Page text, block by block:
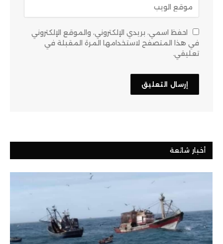
احفظ اسمي، بريدي الإلكتروني، والموقع الإلكتروني
في هذا المتصفح لاستخدامها المرة المقبلة في
تعليقي.
أخبار شائعة